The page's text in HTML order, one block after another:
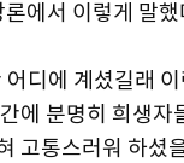
에서 이렇게 말했
디에 계셨길래
에 분명히 희생자
고통스러워 하셨